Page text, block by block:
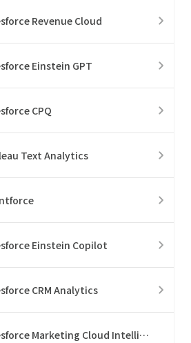
Revenue Cloud
Einstein GPT
CPQ
Text Analytics
Einstein Copilot
CRM Analytics
Salesforce Marketing Cloud Intelligence